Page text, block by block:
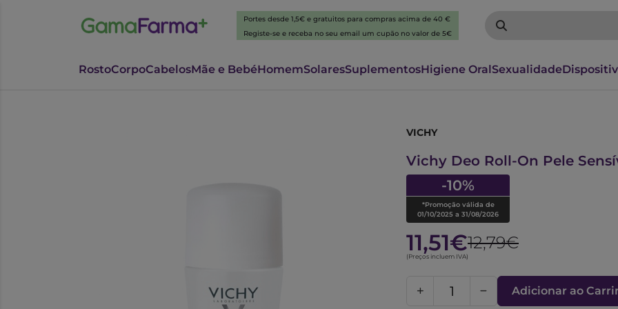
Portes desde 1,5€ e gratuitos para compras acima de 40 €
Registe-se e receba no seu email um cupão no valor de 5€
RostoCorpoCabelosMãe e BebéHomemSolaresSuplementosHigiene OralSexualidade
VICHY
Vichy Deo Roll-On Pele
-10%
*Promoção válida de
01/10/2025 a 31/08/2026
11,51€12,79€
(Preços incluem IVA)
Adicionar ao